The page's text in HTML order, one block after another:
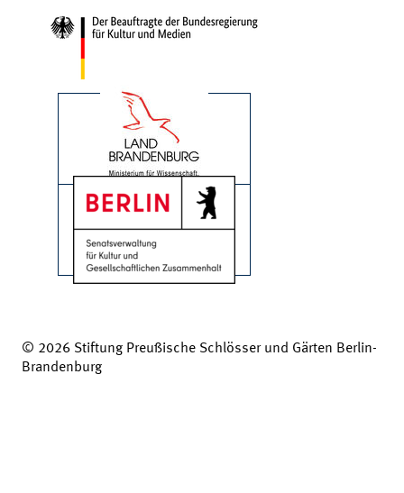
© 2026 Stiftung Preußische Schlösser und Gärten Berlin-
Brandenburg